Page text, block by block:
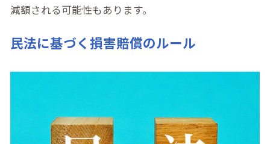
減額される可能性もあります。
民法に基づく損害賠償のルール